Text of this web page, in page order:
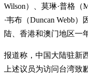
Wilson）、莫琳·普格（
·韦布（Duncan Webb
陆、香港和澳门地区一
报道称，中国大陆驻新
上述议员为访问台湾致